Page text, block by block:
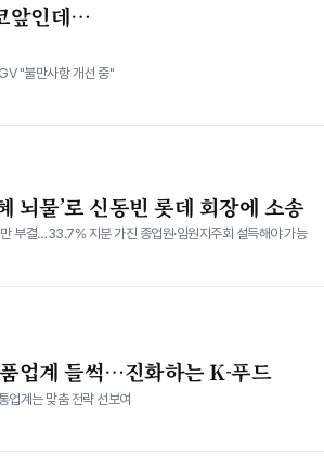
앞인데…
"불만사항 개선 중"
뇌물’로 신동빈 롯데 회장에 소송
부결…33.7% 지분 가진 종업원·임원지주회 설득해야 가능
품업계 들썩…진화하는 K-푸드
업계는 맞춤 전략 선보여